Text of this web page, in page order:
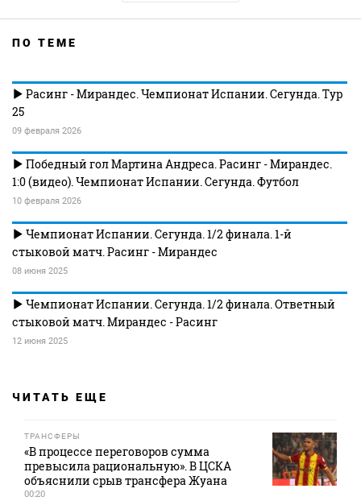
ПО ТЕМЕ
Расинг - Мирандес. Чемпионат Испании. Сегунда. Тур
25
09 февраля 2026
Победный гол Мартина Андреса. Расинг - Мирандес.
1:0 (видео). Чемпионат Испании. Сегунда. Футбол
10 февраля 2026
Чемпионат Испании. Сегунда. 1/2 финала. 1-й
стыковой матч. Расинг - Мирандес
08 июня 2025
Чемпионат Испании. Сегунда. 1/2 финала. Ответный
стыковой матч. Мирандес - Расинг
12 июня 2025
ЧИТАТЬ ЕЩЕ
ТРАНСФЕРЫ
«В процессе переговоров сумма
превысила рациональную». В ЦСКА
объяснили срыв трансфера Жуана
00:20